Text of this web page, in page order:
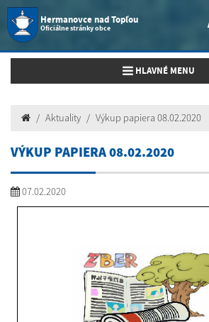
Hermanovce nad Topľou
Oficiálne stránky obce
Toggle navigation
HLAVNÉ MENU
Aktuality Výkup papiera 08.02.2020
VÝKUP PAPIERA 08.02.2020
07.02.2020